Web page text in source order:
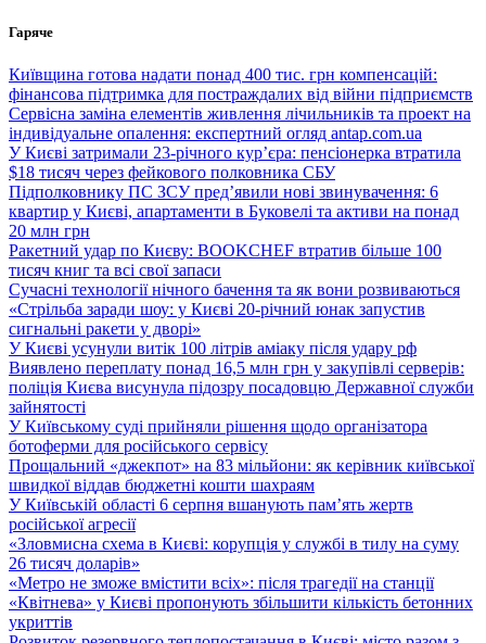
Перейти
вмісту
Гаряче
Київщина готова надати понад 400 тис. грн компенсацій:
фінансова підтримка для постраждалих від війни підприємств
Сервісна заміна елементів живлення лічильників та проект на
індивідуальне опалення: експертний огляд antap.com.ua
У Києві затримали 23-річного кур’єра: пенсіонерка втратила
$18 тисяч через фейкового полковника СБУ
Підполковнику ПС ЗСУ пред’явили нові звинувачення: 6
квартир у Києві, апартаменти в Буковелі та активи на понад
20 млн грн
Ракетний удар по Києву: BOOKCHEF втратив більше 100
тисяч книг та всі свої запаси
Сучасні технології нічного бачення та як вони розвиваються
«Стрільба заради шоу: у Києві 20-річний юнак запустив
сигнальні ракети у дворі»
У Києві усунули витік 100 літрів аміаку після удару рф
Виявлено переплату понад 16,5 млн грн у закупівлі серверів:
поліція Києва висунула підозру посадовцю Державної служби
зайнятості
У Київському суді прийняли рішення щодо організатора
ботоферми для російського сервісу
Прощальний «джекпот» на 83 мільйони: як керівник київської
швидкої віддав бюджетні кошти шахраям
У Київській області 6 серпня вшанують пам’ять жертв
російської агресії
«Зловмисна схема в Києві: корупція у службі в тилу на суму
26 тисяч доларів»
«Метро не зможе вмістити всіх»: після трагедії на станції
«Квітнева» у Києві пропонують збільшити кількість бетонних
укриттів